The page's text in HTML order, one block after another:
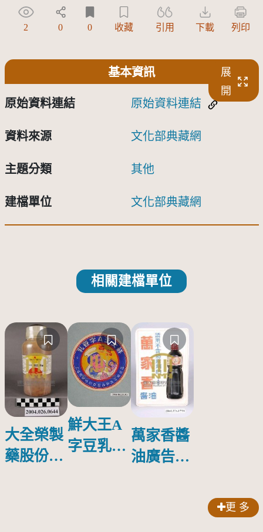
2 0 0 收藏 引用 下載 列印
基本資訊
展
開
原始資料連結 原始資料連結
資料來源 文化部典藏網
主題分類 其他
建檔單位 文化部典藏網
相關建檔單位
大全榮製
藥股份有
鮮大王A
字豆乳罐
萬家香醬
油廣告塑
更 多